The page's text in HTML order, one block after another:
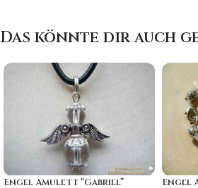
Das könnte dir auch
Engel Amulett “Gabriel” Engel